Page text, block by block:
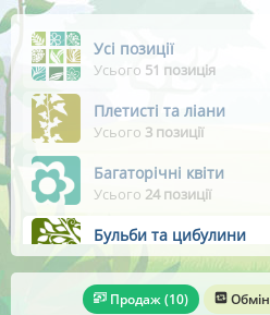
Усі позиції
Усього 51 позиція
Плетисті та ліани
Усього 3 позиції
Багаторічні квіти
Усього 24 позиції
Бульби та цибулини
Усього10 позицій
Хвойні дерева
Продаж(10) Обмін